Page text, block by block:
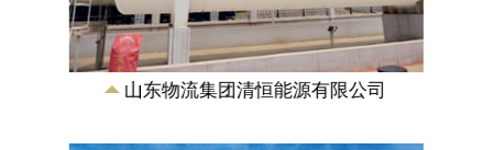
山东物流集团清恒能源有限公司
务”三大业务版块为一体的现代物流商贸公
司。公司经营范围涉及物流运输、国际贸
易、转口贸...